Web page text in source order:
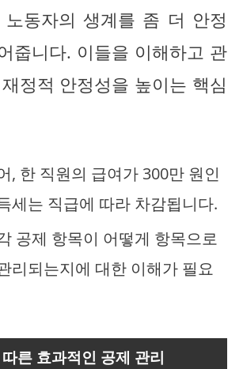
동자의 생계를 좀 더 안정
줍니다. 이들을 이해하고 관
정적 안정성을 높이는 핵심
, 한 직원의 급여가 300만 원인
세는 직급에 따라 차감됩니다.
공제 항목이 어떻게 항목으로
리되는지에 대한 이해가 필요
른 효과적인 공제 관리